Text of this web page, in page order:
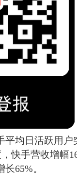
平均日活跃用户
快手营收增幅
65%。